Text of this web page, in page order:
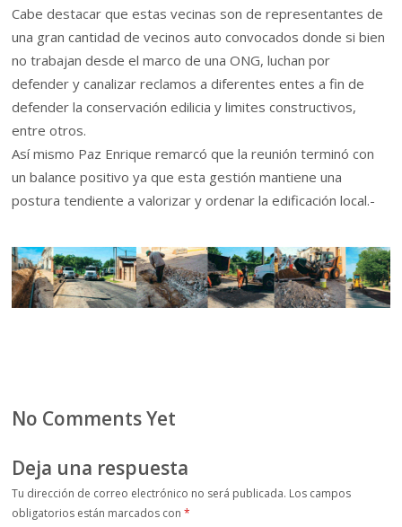
Cabe destacar que estas vecinas son de representantes de
una gran cantidad de vecinos auto convocados donde si bien
no trabajan desde el marco de una ONG, luchan por
defender y canalizar reclamos a diferentes entes a fin de
defender la conservación edilicia y limites constructivos,
entre otros.
Así mismo Paz Enrique remarcó que la reunión terminó con
un balance positivo ya que esta gestión mantiene una
postura tendiente a valorizar y ordenar la edificación local.-
No Comments Yet
Deja una respuesta
Tu dirección de correo electrónico no será publicada. Los campos
obligatorios están marcados con*